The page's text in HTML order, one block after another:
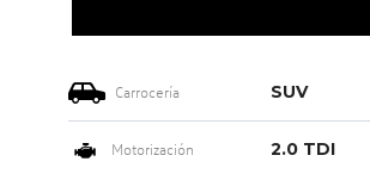
Carrocería SUV
Motorización 2.0 TDI